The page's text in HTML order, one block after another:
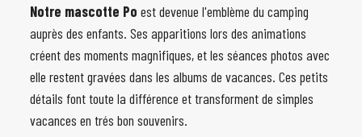
Notre mascotte Po est devenue l'emblème du camping
auprès des enfants. Ses apparitions lors des animations
créent des moments magnifiques, et les séances photos avec
elle restent gravées dans les albums de vacances. Ces petits
détails font toute la différence et transforment de simples
vacances en trés bon souvenirs.